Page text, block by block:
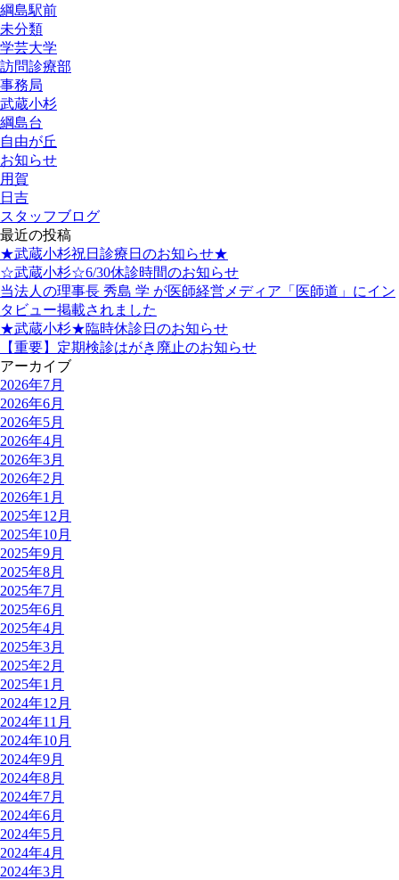
綱島駅前
未分類
学芸大学
訪問診療部
事務局
武蔵小杉
綱島台
自由が丘
お知らせ
用賀
日吉
スタッフブログ
最近の投稿
★武蔵小杉祝日診療日のお知らせ★
☆武蔵小杉☆6/30休診時間のお知らせ
当法人の理事長 秀島 学 が医師経営メディア「医師道」にイン
タビュー掲載されました
★武蔵小杉★臨時休診日のお知らせ
【重要】定期検診はがき廃止のお知らせ
アーカイブ
2026年7月
2026年6月
2026年5月
2026年4月
2026年3月
2026年2月
2026年1月
2025年12月
2025年10月
2025年9月
2025年8月
2025年7月
2025年6月
2025年4月
2025年3月
2025年2月
2025年1月
2024年12月
2024年11月
2024年10月
2024年9月
2024年8月
2024年7月
2024年6月
2024年5月
2024年4月
2024年3月